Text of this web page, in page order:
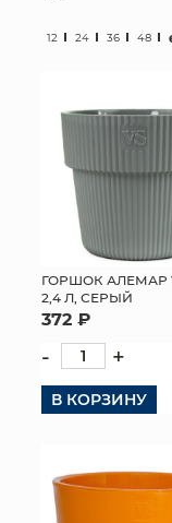
12 24 36 48
ГОРШОК АЛЕМАР
2,4 Л, СЕРЫЙ
372 ₽
- +
В КОРЗИНУ